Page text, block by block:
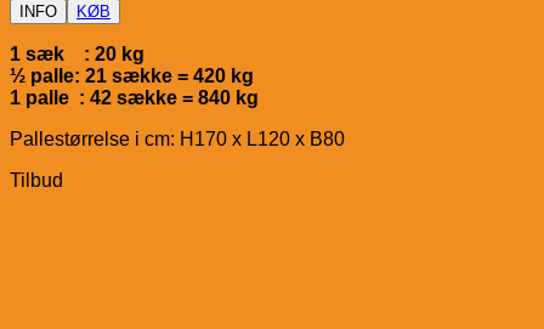
INFO KØB
1 sæk : 20 kg
½ palle: 21 sække = 420 kg
1 palle : 42 sække = 840 kg
Pallestørrelse i cm: H170 x L120 x B80
Tilbud